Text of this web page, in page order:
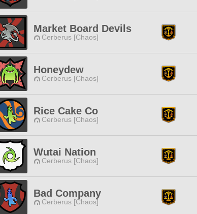
Market Board Devils
Cerberus [Chaos]
Honeydew
Cerberus [Chaos]
Rice Cake Co
Cerberus [Chaos]
Wutai Nation
Cerberus [Chaos]
Bad Company
Cerberus [Chaos]